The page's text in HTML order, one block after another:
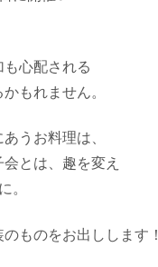
心配される
もれません。
うお料理は、
とは、趣を変え
。
ものをお出しします！